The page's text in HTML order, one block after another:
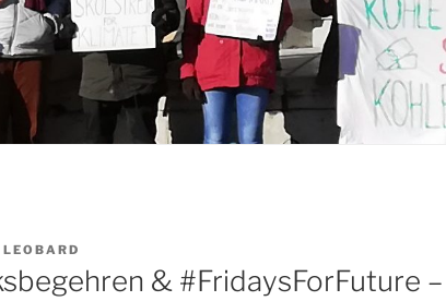
LEOBARD
& #FridaysForFuture –